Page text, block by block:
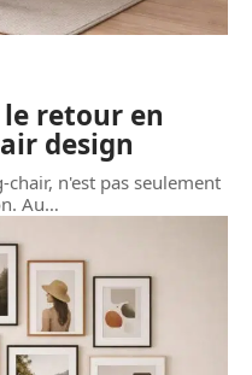
retour en
design
n'est pas seulement
Au…